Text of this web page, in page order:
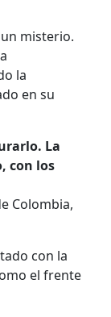
misterio.
la
en su
La
con los
Colombia,
con la
el frente